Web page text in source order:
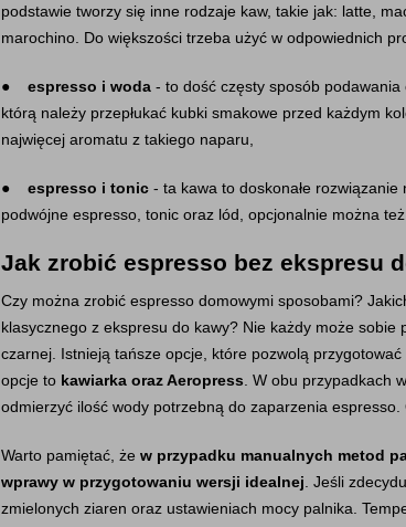
podstawie tworzy się inne rodzaje kaw, takie jak: latte,
marochino. Do większości trzeba użyć w odpowiednich
● espresso i woda - to dość częsty sposób
którą należy przepłukać kubki smakowe przed każdym
najwięcej aromatu z takiego naparu,
● espresso i tonic - ta kawa to doskonałe
podwójne espresso, tonic oraz lód, opcjonalnie można
Jak zrobić espresso bez ekspresu
Czy można zrobić espresso domowymi sposobami?
klasycznego z ekspresu do kawy? Nie każdy może
czarnej. Istnieją tańsze opcje, które pozwolą
opcje to kawiarka oraz Aeropress . W obu przypadkach
odmierzyć ilość wody potrzebną do zaparzenia espresso.
Warto pamiętać, że w przypadku manualnych metod
wprawy w przygotowaniu wersji idealnej . Jeśli
zmielonych ziaren oraz ustawieniach mocy palnika.